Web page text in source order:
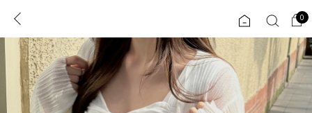
로그인 0
ENG
TW
0